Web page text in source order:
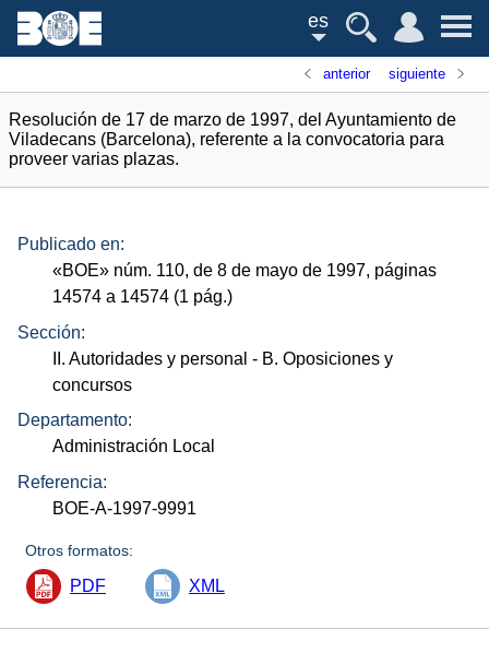
es
anterior siguiente
Resolución de 17 de marzo de 1997, del Ayuntamiento de
Viladecans (Barcelona), referente a la convocatoria para
proveer varias plazas.
Publicado en:
«BOE» núm. 110, de 8 de mayo de 1997, páginas
14574 a 14574 (1 pág.)
Sección:
II. Autoridades y personal - B. Oposiciones y
concursos
Departamento:
Administración Local
Referencia:
BOE-A-1997-9991
Otros formatos:
PDF XML